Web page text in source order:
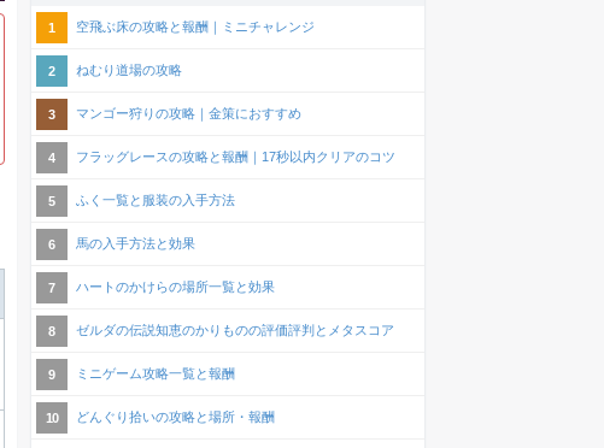
空飛ぶ床の攻略と報酬｜ミニチャレンジ
ねむり道場の攻略
マンゴー狩りの攻略｜金策におすすめ
フラッグレースの攻略と報酬｜17秒以内クリアのコツ
ふく一覧と服装の入手方法
馬の入手方法と効果
ハートのかけらの場所一覧と効果
ゼルダの伝説知恵のかりものの評価評判とメタスコア
ミニゲーム攻略一覧と報酬
どんぐり拾いの攻略と場所・報酬